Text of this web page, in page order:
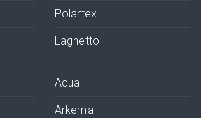
Polartex
Laghetto
Aqua
Arkema